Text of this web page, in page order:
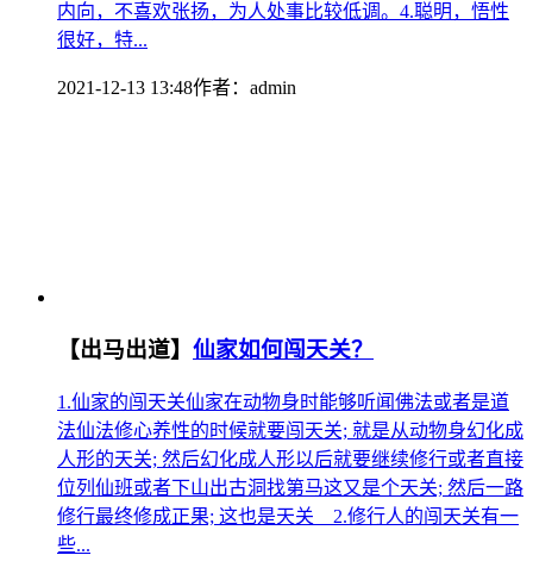
内向，不喜欢张扬，为人处事比较低调。4.聪明，悟性
很好，特...
2021-12-13 13:48作者： admin
【出马出道】 仙家如何闯天关？
1.仙家的闯天关仙家在动物身时能够听闻佛法或者是道
法仙法修心养性的时候就要闯天关; 就是从动物身幻化成
人形的天关; 然后幻化成人形以后就要继续修行或者直接
位列仙班或者下山出古洞找第马这又是个天关; 然后一路
修行最终修成正果; 这也是天关 2.修行人的闯天关有一
些...